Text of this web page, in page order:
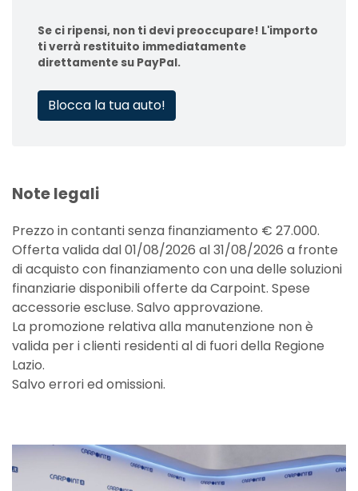
Se ci ripensi, non ti devi preoccupare! L'importo
ti verrà restituito immediatamente
direttamente su PayPal.
Blocca la tua auto!
Note legali
Prezzo in contanti senza finanziamento € 27.000.
Offerta valida dal 01/08/2026 al 31/08/2026 a fronte
di acquisto con finanziamento con una delle soluzioni
finanziarie disponibili offerte da Carpoint. Spese
accessorie escluse. Salvo approvazione.
La promozione relativa alla manutenzione non è
valida per i clienti residenti al di fuori della Regione
Lazio.
Salvo errori ed omissioni.